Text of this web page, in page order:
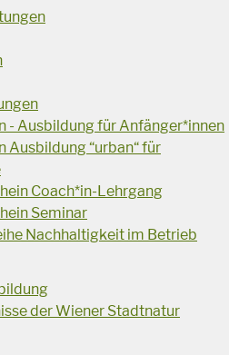
- Ausbildung für Anfänger*innen
Ausbildung “urban“ für
Coach*in-Lehrgang
Seminar
Nachhaltigkeit im Betrieb
der Wiener Stadtnatur